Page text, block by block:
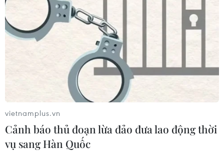
vietnamplus.vn
Cảnh báo thủ đoạn lừa đảo đưa lao động thời
vụ sang Hàn Quốc